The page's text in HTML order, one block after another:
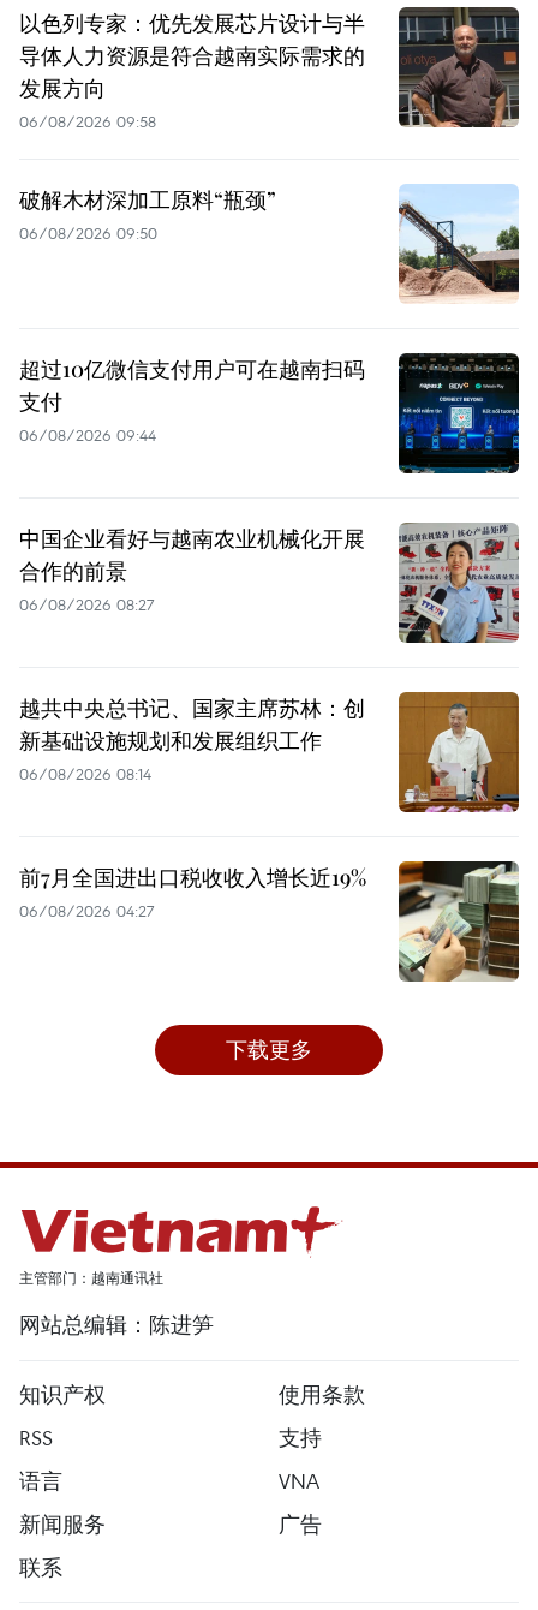
以色列专家：优先发展芯片设计与半
导体人力资源是符合越南实际需求的
发展方向
06/08/2026 09:58
破解木材深加工原料“瓶颈”
06/08/2026 09:50
超过10亿微信支付用户可在越南扫码
支付
06/08/2026 09:44
中国企业看好与越南农业机械化开展
合作的前景
06/08/2026 08:27
越共中央总书记、国家主席苏林：创
新基础设施规划和发展组织工作
06/08/2026 08:14
前7月全国进出口税收收入增长近19%
06/08/2026 04:27
下载更多
主管部门：越南通讯社
网站总编辑：陈进笋
知识产权
使用条款
RSS
支持
语言
VNA
新闻服务
广告
联系